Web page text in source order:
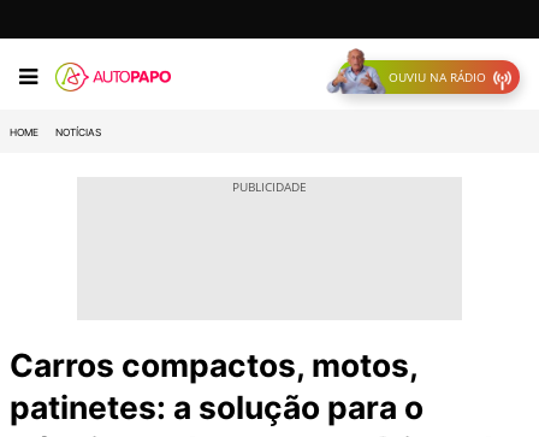
OUVIU NA RÁDIO
HOME NOTÍCIAS
Carros compactos, motos,
patinetes: a solução para o